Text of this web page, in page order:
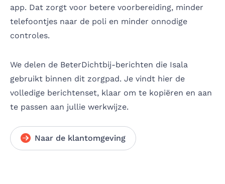
app. Dat zorgt voor betere voorbereiding, minder
telefoontjes naar de poli en minder onnodige
controles.
We delen de BeterDichtbij-berichten die Isala
gebruikt binnen dit zorgpad. Je vindt hier de
volledige berichtenset, klaar om te kopiëren en aan
te passen aan jullie werkwijze.
Naar de klantomgeving